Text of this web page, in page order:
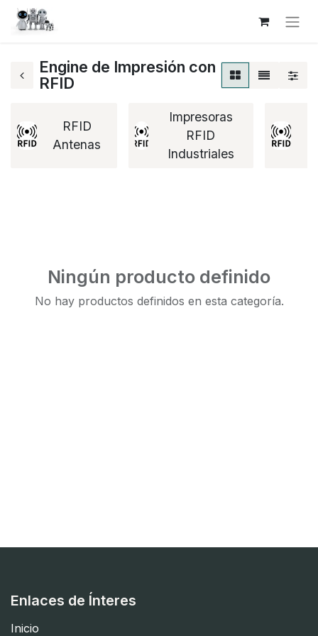
Engine de Impresión con
RFID
RFID
Antenas
Impresoras
RFID
Industriales
Ningún producto definido
No hay productos definidos en esta categoría.
Enlaces de Ínteres
Inicio